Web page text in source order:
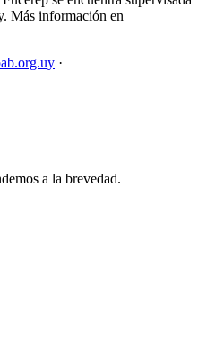
Más información en
·
a la brevedad.